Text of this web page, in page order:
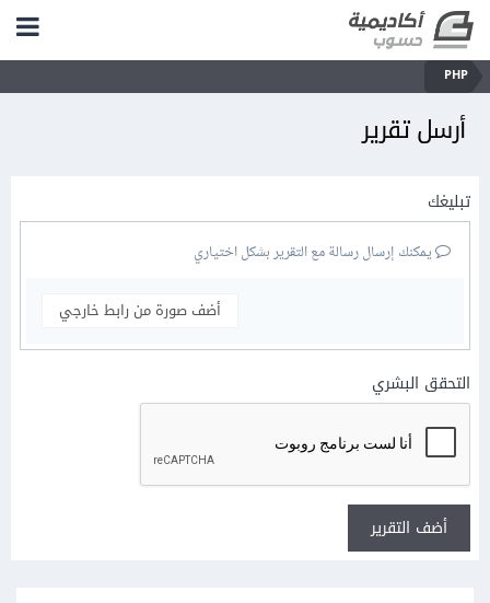
PHP
أرسل تقرير
تبليغك
يمكنك إرسال رسالة مع التقرير بشكل اختياري
أضف صورة من رابط خارجي
التحقق البشري
أضف التقرير